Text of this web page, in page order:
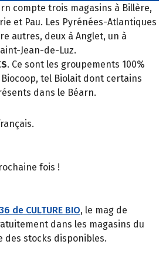
compte trois magasins à Billère,
et Pau. Les Pyrénées-Atlantiques
autres, deux à Anglet, un à
Jean-de-Luz.
. Ce sont les groupements 100%
tel Biolait dont certains
dans le Béarn.
fois !
de CULTURE BIO, le mag de
dans les magasins du
des stocks disponibles.